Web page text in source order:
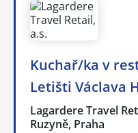
Kuchař/ka v
Letišti Václava
Lagardere Travel
Ruzyně, Praha